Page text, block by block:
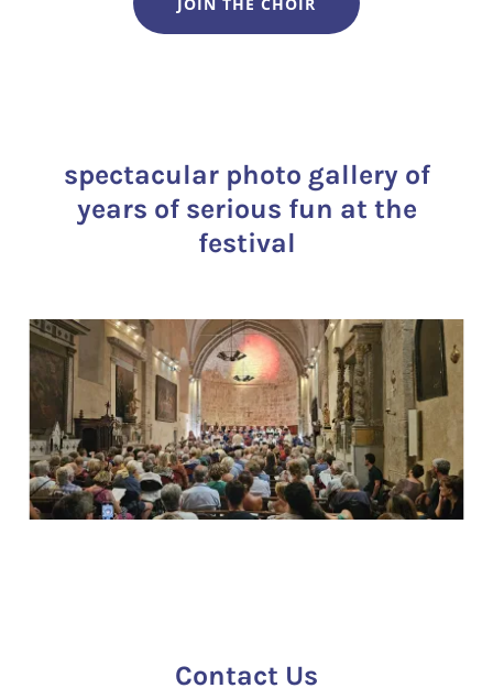
spectacular photo gallery of
years of serious fun at the
festival
Contact Us